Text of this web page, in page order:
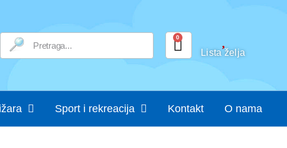
0
Lista želja
Sport i rekreacija Kontakt O nama